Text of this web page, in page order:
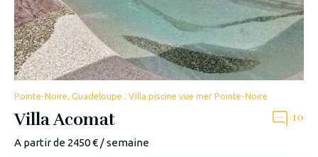
Pointe-Noire, Guadeloupe . Villa piscine vue mer Pointe-Noire
Villa Acomat 10
A partir de 2450 € / semaine